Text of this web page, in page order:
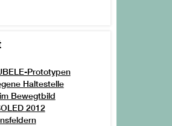
Prototypen
Haltestelle
Bewegtbild
2012